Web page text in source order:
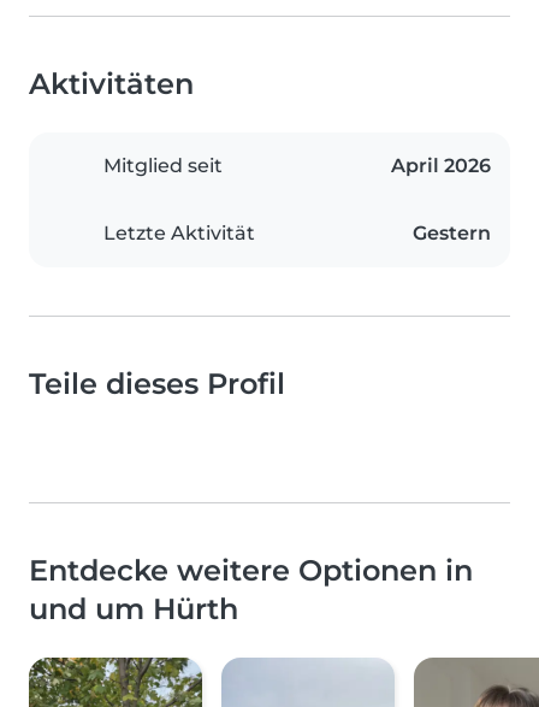
Aktivitäten
Mitglied seit April 2026
Letzte Aktivität Gestern
Teile dieses Profil
Entdecke weitere Optionen in
und um Hürth